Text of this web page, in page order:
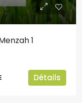
1
Détails